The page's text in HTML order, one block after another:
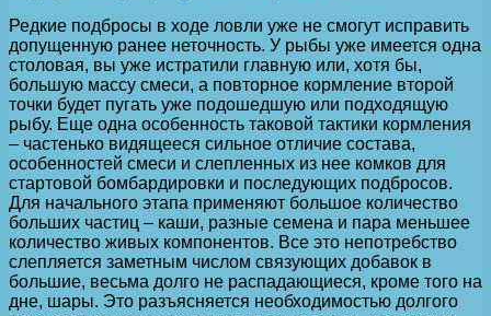
Редкие подбросы в ходе ловли уже не смогут исправить
допущенную ранее неточность. У рыбы уже имеется одна
столовая, вы уже истратили главную или, хотя бы,
большую массу смеси, а повторное кормление второй
точки будет пугать уже подошедшую или подходящую
рыбу. Еще одна особенность таковой тактики кормления
– частенько видящееся сильное отличие состава,
особенностей смеси и слепленных из нее комков для
стартовой бомбардировки и последующих подбросов.
Для начального этапа применяют большое количество
больших частиц – каши, разные семена и пара меньшее
количество живых компонентов. Все это непотребство
слепляется заметным числом связующих добавок в
большие, весьма долго не распадающиеся, кроме того на
дне, шары. Это разъясняется необходимостью долгого